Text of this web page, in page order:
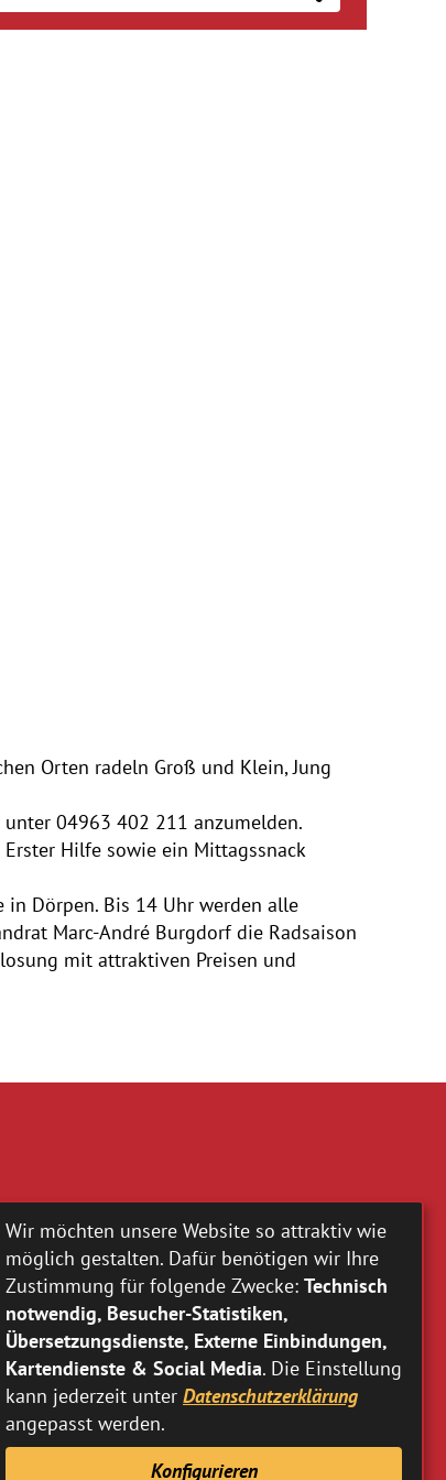
Orten radeln Groß und Klein, Jung
04963 402 211 anzumelden.
Hilfe sowie ein Mittagssnack
Dörpen. Bis 14 Uhr werden alle
Marc-André Burgdorf die Radsaison
mit attraktiven Preisen und
Uhr
Wir möchten unsere Website so attraktiv wie
möglich gestalten. Dafür benötigen wir Ihre
Zustimmung für folgende Zwecke: Technisch
notwendig, Besucher-Statistiken,
Übersetzungsdienste, Externe Einbindungen,
Kartendienste & Social Media. Die Einstellung
kann jederzeit unter Datenschutzerklärung
angepasst werden.
Konfigurieren